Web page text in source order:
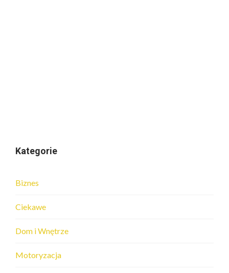
Kategorie
Biznes
Ciekawe
Dom i Wnętrze
Motoryzacja